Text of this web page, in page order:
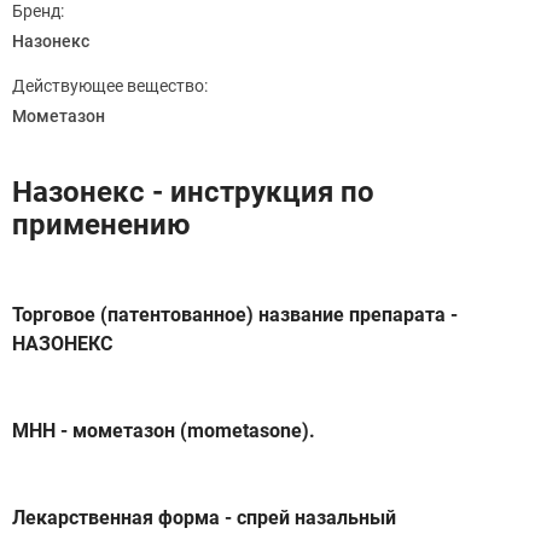
Бренд:
Назонекс
Действующее вещество:
Мометазон
Назонекс - инструкция по
применению
Торговое (патентованное) название препарата -
НАЗОНЕКС
МНН - мометазон (mometasone).
Лекарственная форма - спрей назальный